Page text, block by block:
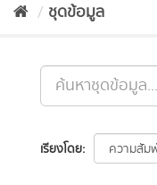
ชุดข้อมูล
เรียงโดย